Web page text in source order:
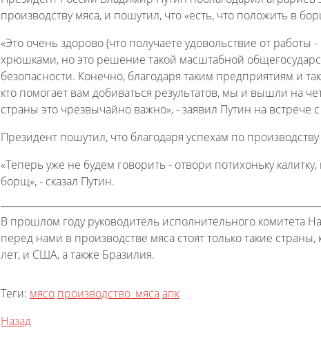
производству мяса, и пошутил, что «есть, что положить в
«Это очень здорово (что получаете удовольствие от
хрюшками, но это решение такой масштабной
безопасности. Конечно, благодаря таким предприятиям и
кто помогает вам добиваться результатов, мы и вышли на
страны это чрезвычайно важно», - заявил Путин на
Президент пошутил, что благодаря успехам по
«Теперь уже не будем говорить - отвори потихоньку
борщ», - сказал Путин.
В прошлом году руководитель исполнительного
перед нами в производстве мяса стоят только такие
лет, и США, а также Бразилия.
Теги: мясо производство_мясаапк
Назад